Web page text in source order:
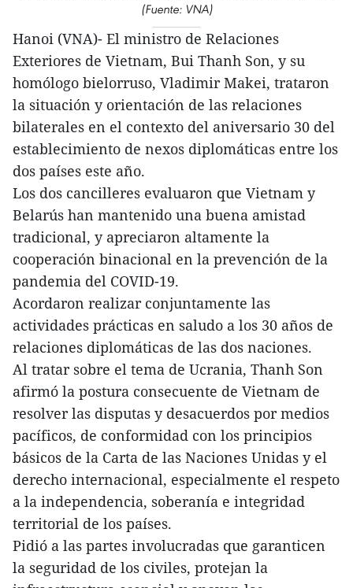
(Fuente: VNA)
Hanoi (VNA)- El ministro de Relaciones
Exteriores de Vietnam, Bui Thanh Son, y su
homólogo bielorruso, Vladimir Makei, trataron
la situación y orientación de las relaciones
bilaterales en el contexto del aniversario 30 del
establecimiento de nexos diplomáticas entre los
dos países este año.
Los dos cancilleres evaluaron que Vietnam y
Belarús han mantenido una buena amistad
tradicional, y apreciaron altamente la
cooperación binacional en la prevención de la
pandemia del COVID-19.
Acordaron realizar conjuntamente las
actividades prácticas en saludo a los 30 años de
relaciones diplomáticas de las dos naciones.
Al tratar sobre el tema de Ucrania, Thanh Son
afirmó la postura consecuente de Vietnam de
resolver las disputas y desacuerdos por medios
pacíficos, de conformidad con los principios
básicos de la Carta de las Naciones Unidas y el
derecho internacional, especialmente el respeto
a la independencia, soberanía e integridad
territorial de los países.
Pidió a las partes involucradas que garanticen
la seguridad de los civiles, protejan la